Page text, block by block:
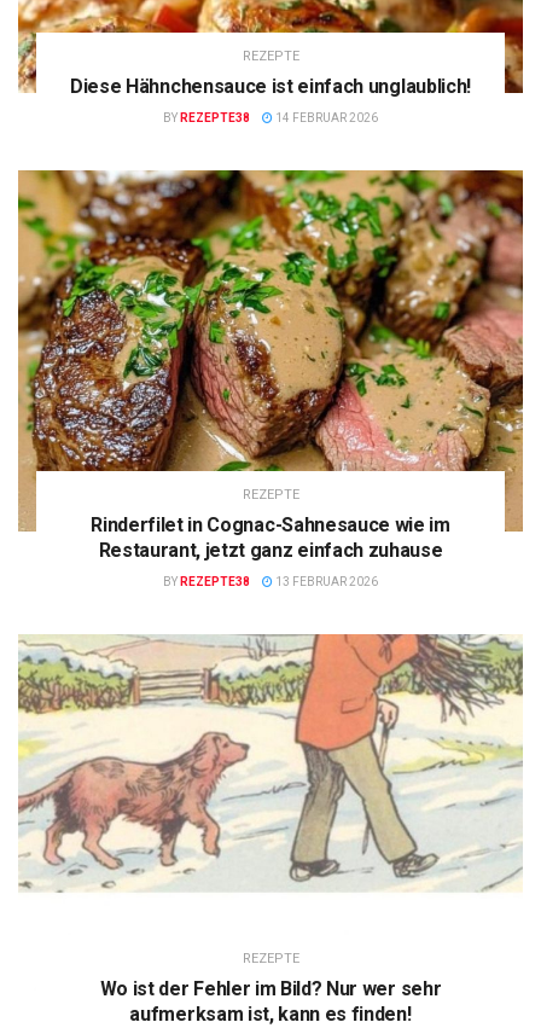
REZEPTE
Diese Hähnchensauce ist einfach unglaublich!
BY REZEPTE38 14 FEBRUAR 2026
REZEPTE
Rinderfilet in Cognac-Sahnesauce wie im
Restaurant, jetzt ganz einfach zuhause
BY REZEPTE38 13 FEBRUAR 2026
REZEPTE
Wo ist der Fehler im Bild? Nur wer sehr
aufmerksam ist, kann es finden!